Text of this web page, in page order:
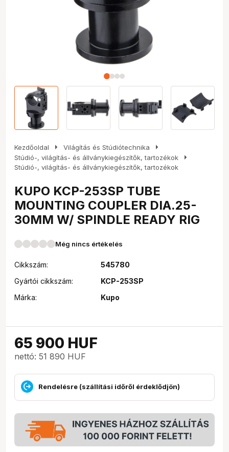
Kezdőoldal arrow_right Világítás és Stúdiótechnika arrow_right
Stúdió-, világítás- és állványkiegészítők, tartozékok arrow_right
Stúdió-, világítás- és állványkiegészítők, tartozékok
KUPO KCP-253SP TUBE
MOUNTING COUPLER DIA.25-
30MM W/ SPINDLE READY RIG
Még nincs értékelés
Cikkszám:
545780
Gyártói cikkszám:
KCP-253SP
Márka:
Kupo
65 900 HUF
nettó: 51 890 HUF
Rendelésre (szállítási időről érdeklődjön)